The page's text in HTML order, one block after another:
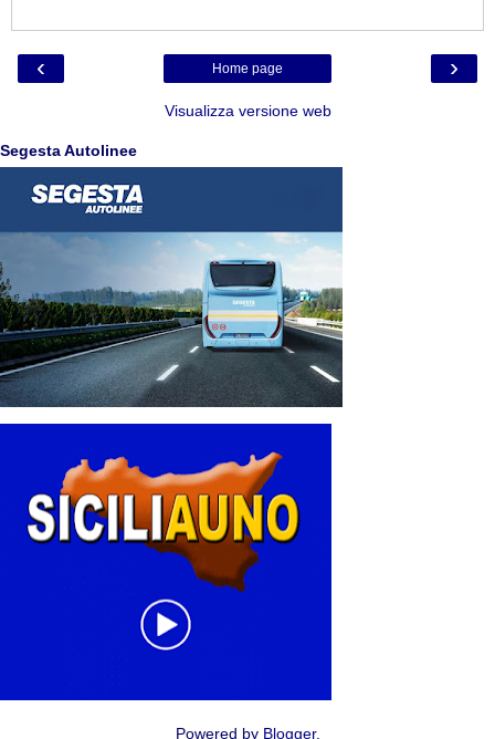
‹ ›
Home page
Visualizza versione web
Segesta Autolinee
Powered by Blogger.